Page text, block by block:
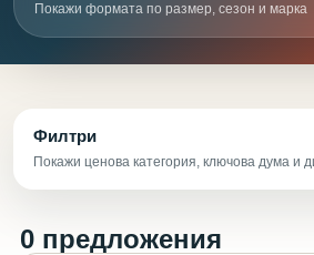
Покажи формата по размер, сезон и марка
Филтри
Покажи ценова категория, ключова дума и
0 предложения